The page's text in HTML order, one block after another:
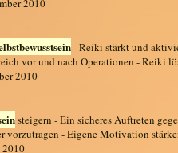
2010
- Reiki stärkt und
vor und nach Operationen - Reiki
2010
steigern - Ein sicheres Auftreten
vorzutragen - Eigene Motivation
2010